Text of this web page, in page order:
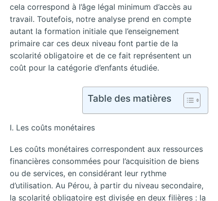
cela correspond à l’âge légal minimum d’accès au
travail. Toutefois, notre analyse prend en compte
autant la formation initiale que l’enseignement
primaire car ces deux niveau font partie de la
scolarité obligatoire et de ce fait représentent un
coût pour la catégorie d’enfants étudiée.
Table des matières
I. Les coûts monétaires
Les coûts monétaires correspondent aux ressources
financières consommées pour l’acquisition de biens
ou de services, en considérant leur rythme
d’utilisation. Au Pérou, à partir du niveau secondaire,
la scolarité obligatoire est divisée en deux filières : la